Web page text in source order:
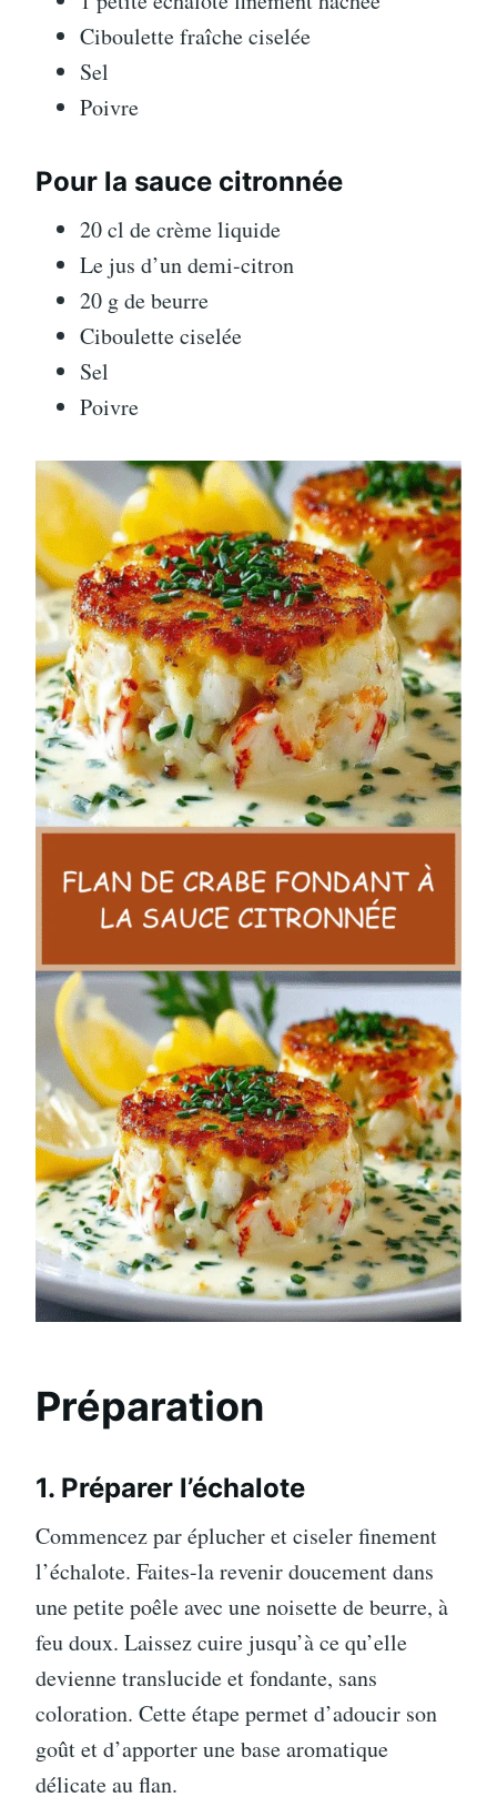
Ciboulette fraîche ciselée
Sel
Poivre
Pour la sauce citronnée
20 cl de crème liquide
Le jus d’un demi-citron
20 g de beurre
Ciboulette ciselée
Sel
Poivre
Préparation
1. Préparer l’échalote
Commencez par éplucher et ciseler finement
l’échalote. Faites-la revenir doucement dans
une petite poêle avec une noisette de beurre, à
feu doux. Laissez cuire jusqu’à ce qu’elle
devienne translucide et fondante, sans
coloration. Cette étape permet d’adoucir son
goût et d’apporter une base aromatique
délicate au flan.